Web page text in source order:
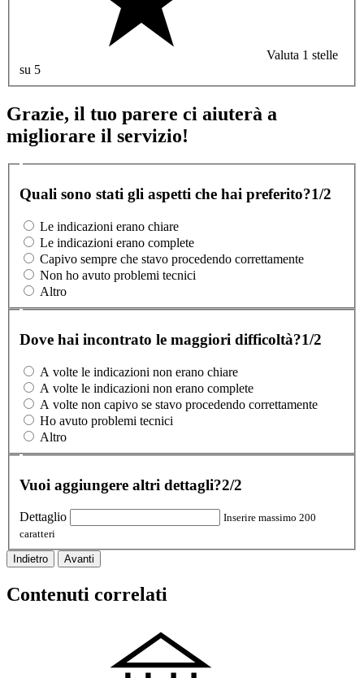
Valuta 1 stelle
su 5
Grazie, il tuo parere ci aiuterà a
migliorare il servizio!
Quali sono stati gli aspetti che hai preferito?1/2
Le indicazioni erano chiare
Le indicazioni erano complete
Capivo sempre che stavo procedendo correttamente
Non ho avuto problemi tecnici
Altro
Dove hai incontrato le maggiori difficoltà?1/2
A volte le indicazioni non erano chiare
A volte le indicazioni non erano complete
A volte non capivo se stavo procedendo correttamente
Ho avuto problemi tecnici
Altro
Vuoi aggiungere altri dettagli?2/2
Dettaglio
Inserire massimo 200
caratteri
Indietro Avanti
Contenuti correlati